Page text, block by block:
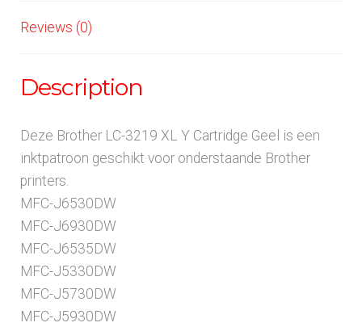
Reviews (0)
Description
Deze Brother LC-3219 XL Y Cartridge Geel is een
inktpatroon geschikt voor onderstaande Brother
printers.
MFC-J6530DW
MFC-J6930DW
MFC-J6535DW
MFC-J5330DW
MFC-J5730DW
MFC-J5930DW